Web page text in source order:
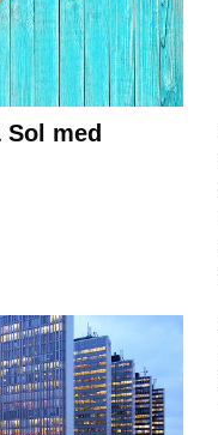
Sol med